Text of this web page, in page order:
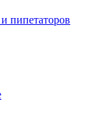
пипетаторов